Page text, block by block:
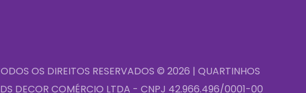
OS DIREITOS RESERVADOS © 2026 | QUARTINHOS
DECOR COMÉRCIO LTDA - CNPJ 42.966.496/0001-00